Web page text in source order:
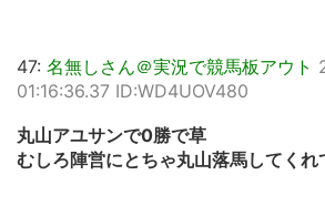
47: 名無しさん＠実況で競馬板アウト
01:16:36.37 ID:WD4UOV480
丸山アユサンで0勝で草
むしろ陣営にとちゃ丸山落馬してくれ